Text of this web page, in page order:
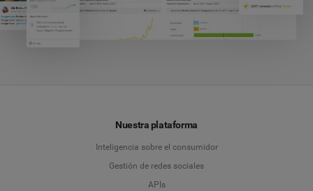
Nuestra plataforma
Inteligencia sobre el consumidor
Gestión de redes sociales
APIs